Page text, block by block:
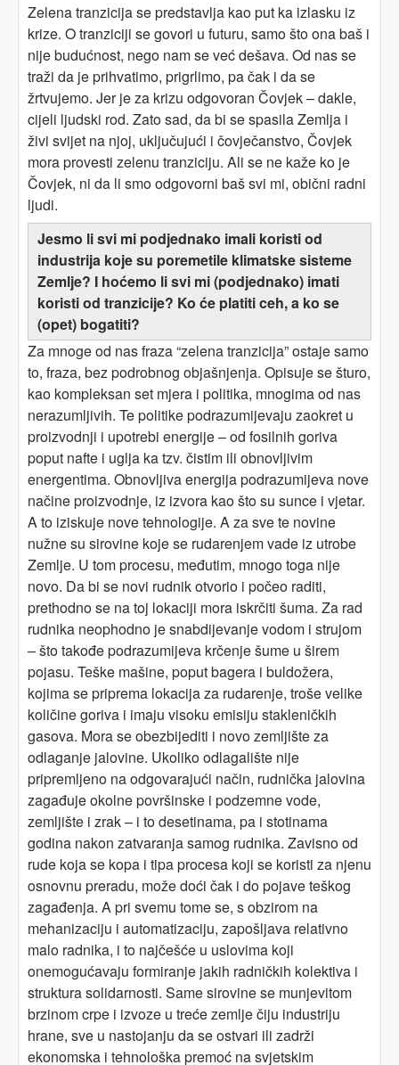
Zelena tranzicija se predstavlja kao put ka izlasku iz
krize. O tranziciji se govori u futuru, samo što ona baš i
nije budućnost, nego nam se već dešava. Od nas se
traži da je prihvatimo, prigrlimo, pa čak i da se
žrtvujemo. Jer je za krizu odgovoran Čovjek – dakle,
cijeli ljudski rod. Zato sad, da bi se spasila Zemlja i
živi svijet na njoj, uključujući i čovječanstvo, Čovjek
mora provesti zelenu tranziciju. Ali se ne kaže ko je
Čovjek, ni da li smo odgovorni baš svi mi, obični radni
ljudi.
Jesmo li svi mi podjednako imali koristi od
industrija koje su poremetile klimatske sisteme
Zemlje? I hoćemo li svi mi (podjednako) imati
koristi od tranzicije? Ko će platiti ceh, a ko se
(opet) bogatiti?
Za mnoge od nas fraza “zelena tranzicija” ostaje samo
to, fraza, bez podrobnog objašnjenja. Opisuje se šturo,
kao kompleksan set mjera i politika, mnogima od nas
nerazumljivih. Te politike podrazumijevaju zaokret u
proizvodnji i upotrebi energije – od fosilnih goriva
poput nafte i uglja ka tzv. čistim ili obnovljivim
energentima. Obnovljiva energija podrazumijeva nove
načine proizvodnje, iz izvora kao što su sunce i vjetar.
A to iziskuje nove tehnologije. A za sve te novine
nužne su sirovine koje se rudarenjem vade iz utrobe
Zemlje. U tom procesu, međutim, mnogo toga nije
novo. Da bi se novi rudnik otvorio i počeo raditi,
prethodno se na toj lokaciji mora iskrčiti šuma. Za rad
rudnika neophodno je snabdijevanje vodom i strujom
– što takođe podrazumijeva krčenje šume u širem
pojasu. Teške mašine, poput bagera i buldožera,
kojima se priprema lokacija za rudarenje, troše velike
količine goriva i imaju visoku emisiju stakleničkih
gasova. Mora se obezbijediti i novo zemljište za
odlaganje jalovine. Ukoliko odlagalište nije
pripremljeno na odgovarajući način, rudnička jalovina
zagađuje okolne površinske i podzemne vode,
zemljište i zrak – i to desetinama, pa i stotinama
godina nakon zatvaranja samog rudnika. Zavisno od
rude koja se kopa i tipa procesa koji se koristi za njenu
osnovnu preradu, može doći čak i do pojave teškog
zagađenja. A pri svemu tome se, s obzirom na
mehanizaciju i automatizaciju, zapošljava relativno
malo radnika, i to najčešće u uslovima koji
onemogućavaju formiranje jakih radničkih kolektiva i
struktura solidarnosti. Same sirovine se munjevitom
brzinom crpe i izvoze u treće zemlje čiju industriju
hrane, sve u nastojanju da se ostvari ili zadrži
ekonomska i tehnološka premoć na svjetskim